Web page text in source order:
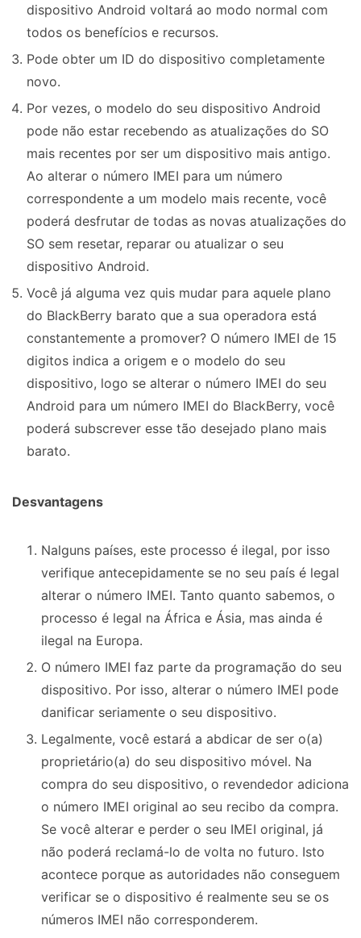
dispositivo Android voltará ao modo normal com
todos os benefícios e recursos.
Pode obter um ID do dispositivo completamente
novo.
Por vezes, o modelo do seu dispositivo Android
pode não estar recebendo as atualizações do SO
mais recentes por ser um dispositivo mais antigo.
Ao alterar o número IMEI para um número
correspondente a um modelo mais recente, você
poderá desfrutar de todas as novas atualizações do
SO sem resetar, reparar ou atualizar o seu
dispositivo Android.
Você já alguma vez quis mudar para aquele plano
do BlackBerry barato que a sua operadora está
constantemente a promover? O número IMEI de 15
digitos indica a origem e o modelo do seu
dispositivo, logo se alterar o número IMEI do seu
Android para um número IMEI do BlackBerry, você
poderá subscrever esse tão desejado plano mais
barato.
Desvantagens
Nalguns países, este processo é ilegal, por isso
verifique antecepidamente se no seu país é legal
alterar o número IMEI. Tanto quanto sabemos, o
processo é legal na África e Ásia, mas ainda é
ilegal na Europa.
O número IMEI faz parte da programação do seu
dispositivo. Por isso, alterar o número IMEI pode
danificar seriamente o seu dispositivo.
Legalmente, você estará a abdicar de ser o(a)
proprietário(a) do seu dispositivo móvel. Na
compra do seu dispositivo, o revendedor adiciona
o número IMEI original ao seu recibo da compra.
Se você alterar e perder o seu IMEI original, já
não poderá reclamá-lo de volta no futuro. Isto
acontece porque as autoridades não conseguem
verificar se o dispositivo é realmente seu se os
números IMEI não corresponderem.